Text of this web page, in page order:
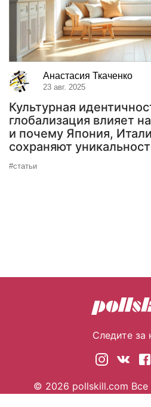
Анастасия Ткаченко
23 авг. 2025
Культурная
глобализация влияет
и почему Япония,
сохраняют
#статьи
Следите за
© 2026 pollskill.com